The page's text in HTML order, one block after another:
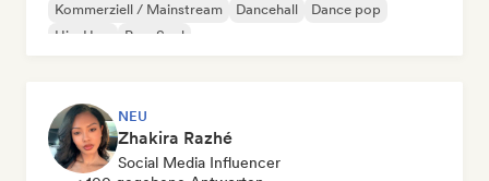
Kommerziell / Mainstream
Dancehall
Dance pop
Hip-Hop
Pop-Soul
NEU
Zhakira Razhé
Social Media Influencer